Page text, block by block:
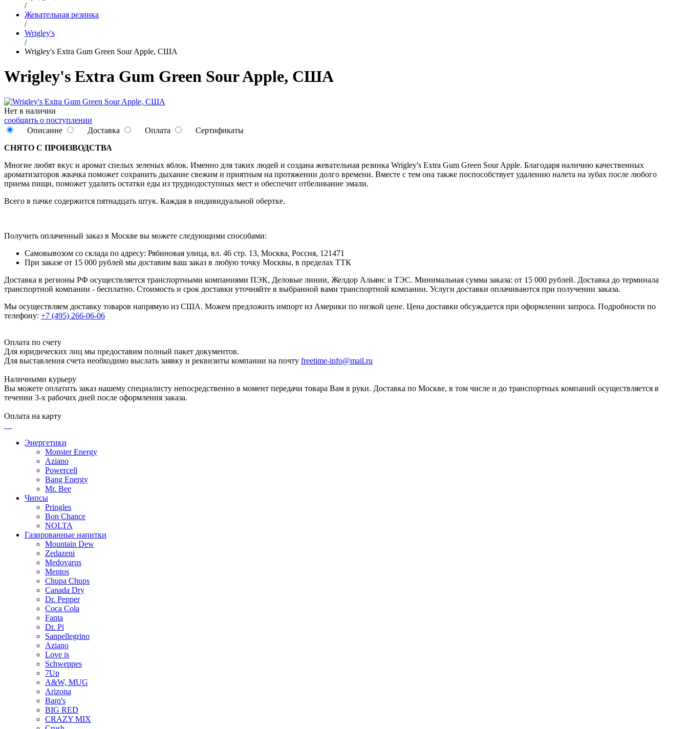
/
Жевательная резинка
/
Wrigley's
/
Wrigley's Extra Gum Green Sour Apple, США
Wrigley's Extra Gum Green Sour Apple, США
Нет в наличии
сообщить о поступлении
Описание
Доставка Оплата
Сертификаты
СНЯТО С ПРОИЗВОДСТВА
Многие любят вкус и аромат спелых зеленых яблок. Именно для таких людей и создана жевательная резинка Wrigley's Extra Gum Green Sour Apple. Благодаря наличию качественных
ароматизаторов жвачка поможет сохранить дыхание свежим и приятным на протяжении долго времени. Вместе с тем она также поспособствует удалению налета на зубах после любого
приема пищи, поможет удалить остатки еды из труднодоступных мест и обеспечит отбеливание эмали.
Всего в пачке содержится пятнадцать штук. Каждая в индивидуальной обертке.
Получить оплаченный заказ в Москве вы можете следующими способами:
Самовывозом со склада по адресу: Рябиновая улица, вл. 46 стр. 13, Москва, Россия, 121471
При заказе от 15 000 рублей мы доставим ваш заказ в любую точку Москвы, в пределах ТТК
Доставка в регионы РФ осуществляется транспортными компаниями ПЭК, Деловые линии, Желдор Альянс и ТЭС. Минимальная сумма заказа: от 15 000 рублей. Доставка до терминала
транспортной компании - бесплатно. Стоимость и срок доставки уточняйте в выбранной вами транспортной компании. Услуги доставки оплачиваются при получении заказа.
Мы осуществляем доставку товаров напрямую из США. Можем предложить импорт из Америки по низкой цене. Цена доставки обсуждается при оформлении запроса. Подробности по
телефону: +7 (495) 266-06-06
Оплата по счету
Для юридических лиц мы предоставим полный пакет документов.
Для выставления счета необходимо выслать заявку и реквизиты компании на почту freetime-info@mail.ru
Наличными курьеру
Вы можете оплатить заказ нашему специалисту непосредственно в момент передачи товара Вам в руки. Доставка по Москве, в том числе и до транспортных компаний осуществляется в
течении 3-х рабочих дней после оформления заказа.
Оплата на карту
Энергетики
Monster Energy
Aziano
Powercell
Bang Energy
Mr. Bee
Чипсы
Pringles
Bon Chance
NOLTA
Газированные напитки
Mountain Dew
Zedazeni
Medovarus
Mentos
Chupa Chups
Canada Dry
Dr. Pepper
Coca Cola
Fanta
Dr. Pi
Sanpellegrino
Aziano
Love is
Schweppes
7Up
A&W, MUG
Arizona
Barq's
BIG RED
CRAZY MIX